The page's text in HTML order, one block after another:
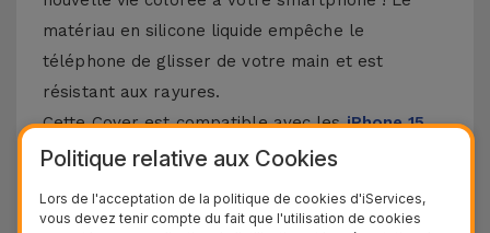
matériau en silicone liquide empêche le
téléphone de glisser de votre main et est
résistant aux rayures.
Cette Cover est compatible avec lesiPhone 15,
14, 13, 12, entre autres, ainsi qu'avec le modèle le
Politique relative aux Cookies
Lors de l'acceptation de la politique de cookies d'iServices,
vous devez tenir compte du fait que l'utilisation de cookies